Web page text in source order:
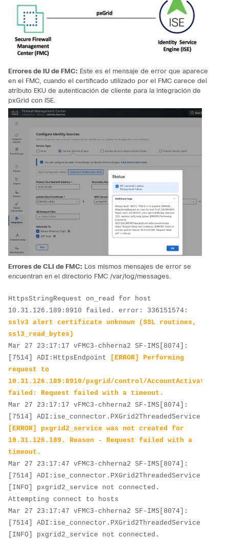
Errores de IU de FMC: Este es el mensaje de error que aparece
en el FMC, cuando el certificado utilizado por el FMC carece del
atributo EKU de autenticación de cliente para la integración de
pxGrid con ISE.
Errores de CLI de FMC: Los mismos mensajes de error se
encuentran en el directorio FMC /var/log/messages.
HttpsStringRequest on_read for host
sslv3 alert certificate unknown
(SSL routines,
ssl3_read_bytes)
Mar 27 23:17:17 vFMC3-chherna2 SF-IMS[8074]:
[7514] ADI:HttpsEndpoint
[ERROR] Performing
request to
10.31.126.189:8910/pxgrid/control/AccountActivate
failed: Request failed with a timeout.
Mar 27 23:17:17 vFMC3-chherna2 SF-IMS[8074]:
[ERROR] pxgrid2_service was not created for
10.31.126.189. Reason - Request failed with a
timeout.
Mar 27 23:17:47 vFMC3-chherna2 SF-IMS[8074]:
[7514] ADI:ise_connector.PXGrid2ThreadedService
[INFO] pxgrid2_service not connected.
Attempting connect to hosts
Mar 27 23:17:47 vFMC3-chherna2 SF-IMS[8074]:
[7514] ADI:ise_connector.PXGrid2ThreadedService
[INFO] pxgrid2_service not connected.